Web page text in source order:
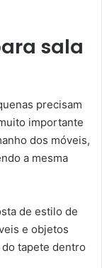
sala
precisam
importante
dos móveis,
a mesma
de estilo de
e objetos
do tapete dentro